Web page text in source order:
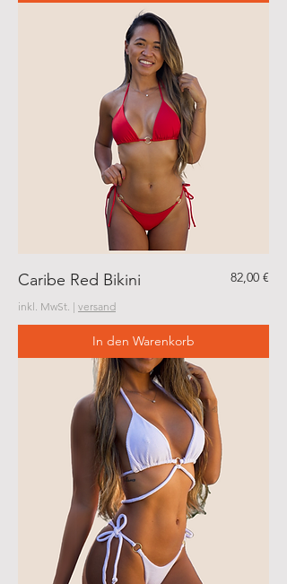
Caribe Red Bikini Preis
82,00 €
inkl. MwSt. | versand
In den Warenkorb